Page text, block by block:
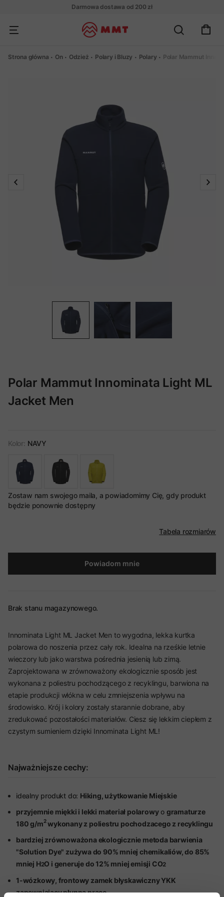
Darmowa dostawa od 200 zł
Strona główna On Odzież Polary i Bluzy Polary Polar Mammut
Polar Mammut Innominata Light ML
Jacket Men
Kolor: NAVY
Zostaw nam swojego maila, a powiadomimy Cię, gdy produkt
będzie ponownie dostępny
Tabela rozmiarów
Powiadom mnie
Brak stanu magazynowego.
Innominata Light ML Jacket Men to wygodna, lekka kurtka
polarowa do noszenia przez cały rok. Idealna na rześkie letnie
wieczory lub jako warstwa pośrednia jesienią lub zimą.
Zaprojektowana w zrównoważony ekologicznie sposób jest
wykonana z poliestru pochodzącego z recyklingu, barwiona na
etapie produkcji włókna w celu zmniejszenia wpływu na
środowisko. Krój i kolory zostały starannie dobrane, aby
zredukować pozostałości materiałów. Ciesz się lekkim ciepłem z
czystym sumieniem dzięki Innominata Light ML!
Najważniejsze cechy:
idealny produkt do: Hiking, użytkowanie Miejskie
przyjemnie miękki i lekki materiał polarowyo gramaturze
180 g/m2wykonany z poliestru pochodzacego z recyklingu
bardziej zrównoważona ekologicznie metoda barwienia
"Solution Dye" zużywa do 90% mniej chemikaliów, do 85%
mniej H2O i generuje do 12% mniej emisji CO2
1-wózkowy, frontowy zamek błyskawiczny YKK
zapewniający płynną pracę